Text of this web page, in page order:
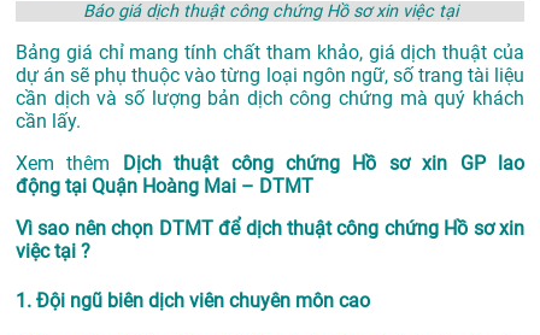
Báo giá dịch thuật công chứng Hồ sơ xin việc tại
Bảng giá chỉ mang tính chất tham khảo, giá dịch thuật của
dự án sẽ phụ thuộc vào từng loại ngôn ngữ, số trang tài liệu
cần dịch và số lượng bản dịch công chứng mà quý khách
cần lấy.
Xem thêm
Dịch thuật công chứng Hồ sơ xin GP lao
động tại Quận Hoàng Mai – DTMT
Vì sao nên chọn DTMT để dịch thuật công chứng Hồ sơ xin
việc tại ?
1. Đội ngũ biên dịch viên chuyên môn cao